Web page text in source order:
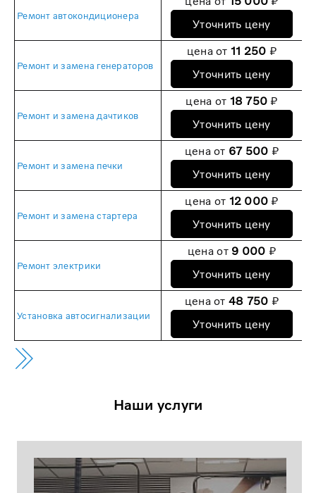
Ремонт автокондиционера
Уточнить цену
Ремонт и замена генераторов
цена от 11 250 ₽
Уточнить цену
Ремонт и замена дачтиков
цена от 18 750 ₽
Уточнить цену
Ремонт и замена печки
цена от 67 500 ₽
Уточнить цену
Ремонт и замена стартера
цена от 12 000 ₽
Уточнить цену
Ремонт электрики
цена от 9 000 ₽
Уточнить цену
Установка автосигнализации
цена от 48 750 ₽
Уточнить цену
Наши услуги